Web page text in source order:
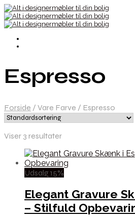
Espresso
Forside / Vare Farve / Espresso
Viser 3 resultater
Udsalg 15%
Elegant Gravure
– Stilfuld